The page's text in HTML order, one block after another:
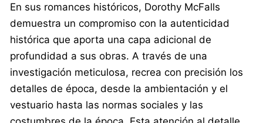
En sus romances históricos, Dorothy McFalls
demuestra un compromiso con la autenticidad
histórica que aporta una capa adicional de
profundidad a sus obras. A través de una
investigación meticulosa, recrea con precisión los
detalles de época, desde la ambientación y el
vestuario hasta las normas sociales y las